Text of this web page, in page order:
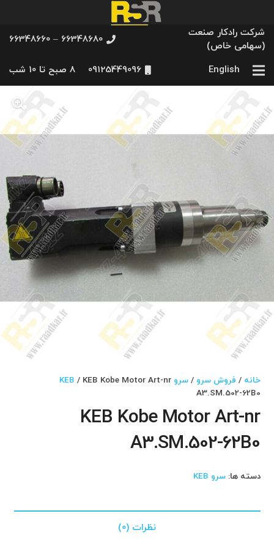
شرکت رادکار صنعت
(سهامی خاص)
66348680 – 66348660
English
09125449096 8 صبح تا 10 شب
خانه / فروش سرو /سرو KEB/ KEB Kobe Motor Art-nr
A3.SM.502-62B0
KEB Kobe Motor Art-nr
A3.SM.502-62B0
دسته ها:سرو KEB
نظرات (0)